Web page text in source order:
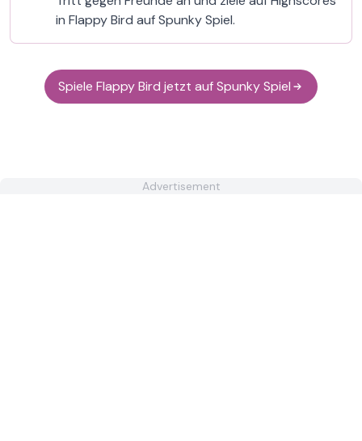
in Flappy Bird auf Spunky Spiel.
Spiele Flappy Bird jetzt auf Spunky Spiel
Advertisement